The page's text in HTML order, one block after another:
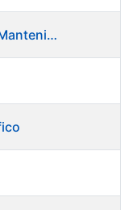
Oficial 2ª Eléctrico-Electrónico Mantenimiento Destacado